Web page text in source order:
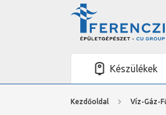
Készülékek
Kezdőoldal Víz-Gáz-